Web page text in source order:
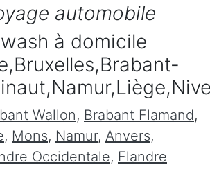
automobile
à domicile
Wallon, Brabant Flamand,
, Mons, Namur, Anvers,
Occidentale, Flandre